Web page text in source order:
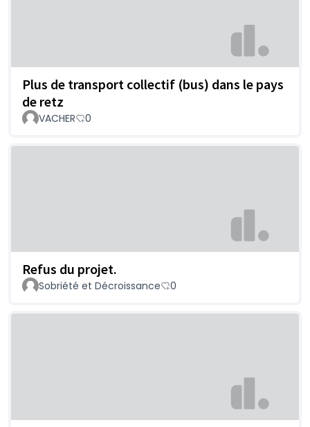
Plus de transport collectif (bus) dans le pays
de retz
VACHER 0
Refus du projet.
Sobriété et Décroissance 0